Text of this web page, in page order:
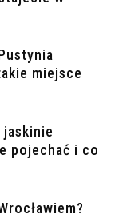
miejsce
pojechać i co